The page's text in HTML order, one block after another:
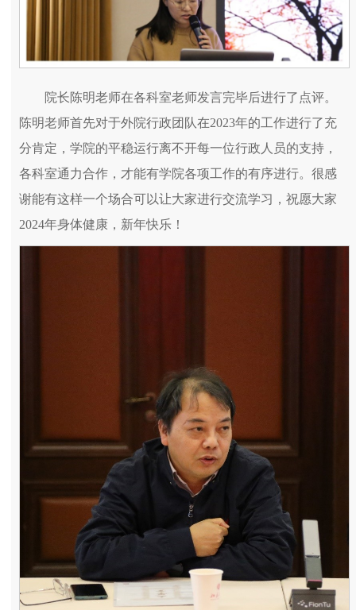
院长陈明老师在各科室老师发言完毕后进行了点评。
陈明老师首先对于外院行政团队在2023年的工作进行了充
分肯定，学院的平稳运行离不开每一位行政人员的支持，
各科室通力合作，才能有学院各项工作的有序进行。很感
谢能有这样一个场合可以让大家进行交流学习，祝愿大家
2024年身体健康，新年快乐！